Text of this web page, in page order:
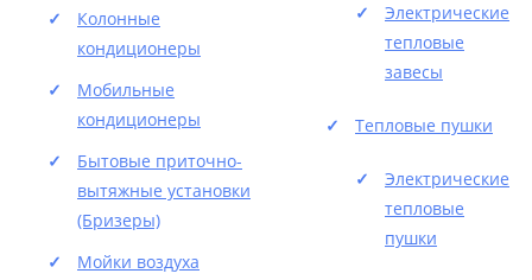
Колонные
кондиционеры
Мобильные
кондиционеры
Бытовые приточно-
вытяжные установки
(Бризеры)
Мойки воздуха
Электрические
тепловые
завесы
Тепловые пушки
Электрические
тепловые
пушки